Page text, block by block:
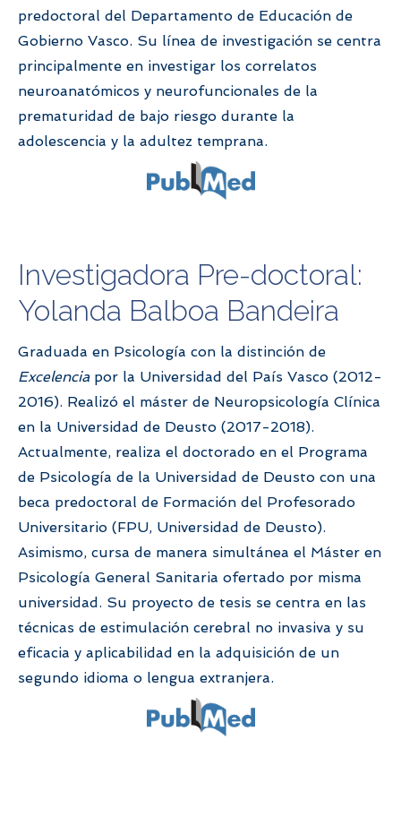
predoctoral del Departamento de Educación de
Gobierno Vasco. Su línea de investigación se centra
principalmente en investigar los correlatos
neuroanatómicos y neurofuncionales de la
prematuridad de bajo riesgo durante la
adolescencia y la adultez temprana.
Investigadora Pre-doctoral:
Yolanda Balboa Bandeira
Graduada en Psicología con la distinción de
Excelenciapor la Universidad del País Vasco (2012-
2016). Realizó el máster de Neuropsicología Clínica
en la Universidad de Deusto (2017-2018).
Actualmente, realiza el doctorado en el Programa
de Psicología de la Universidad de Deusto con una
beca predoctoral de Formación del Profesorado
Universitario (FPU, Universidad de Deusto).
Asimismo, cursa de manera simultánea el Máster en
Psicología General Sanitaria ofertado por misma
universidad. Su proyecto de tesis se centra en las
técnicas de estimulación cerebral no invasiva y su
eficacia y aplicabilidad en la adquisición de un
segundo idioma o lengua extranjera.